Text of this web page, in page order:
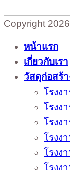
Copyright
หน้าแรก
เกี่ยวกับเรา
วัสดุก่อสร้า
โรงง
โรงง
โรงง
โรงง
โรงง